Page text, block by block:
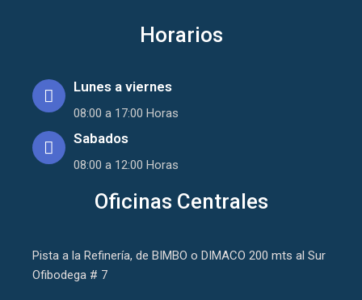
Horarios
Lunes a viernes
08:00 a 17:00 Horas
Sabados
08:00 a 12:00 Horas
Oficinas Centrales
Pista a la Refinería, de BIMBO o DIMACO 200 mts al Sur
Ofibodega # 7